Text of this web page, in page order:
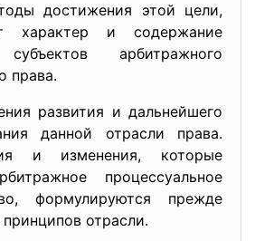
достижения этой цели,
характер и содержание
субъектов арбитражного
права.
развития и дальнейшего
данной отрасли права.
и изменения, которые
процессуальное
формулируются прежде
отрасли.